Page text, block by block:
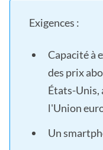
Exigences :
Capacité à
des prix
États-Unis,
l'Union
Un